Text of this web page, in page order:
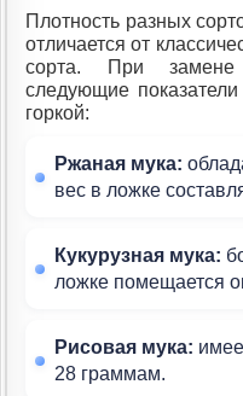
Плотность разных
отличается от
сорта. При замене
следующие
горкой:
Ржаная мука:
вес в ложке
Кукурузная мука:
ложке помещается
Рисовая мука:
28 граммам.